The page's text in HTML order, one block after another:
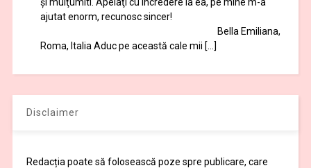
ajutat enorm, recunosc sincer!
Bella Emiliana,
Roma, Italia Aduc pe această cale mii […]
Disclaimer
Redacția poate să folosească poze spre publicare, care